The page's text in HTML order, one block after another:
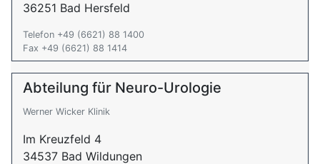
36251 Bad Hersfeld
Telefon +49 (6621) 88 1400
Fax +49 (6621) 88 1414
Abteilung für Neuro-Urologie
Werner Wicker Klinik
Im Kreuzfeld 4
34537 Bad Wildungen